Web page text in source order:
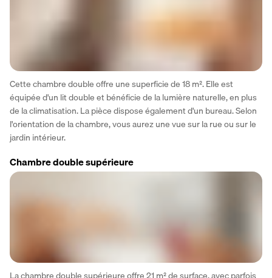
Cette chambre double offre une superficie de 18 m². Elle est
équipée d'un lit double et bénéficie de la lumière naturelle, en plus
de la climatisation. La pièce dispose également d'un bureau. Selon
l'orientation de la chambre, vous aurez une vue sur la rue ou sur le
jardin intérieur.
Chambre double supérieure